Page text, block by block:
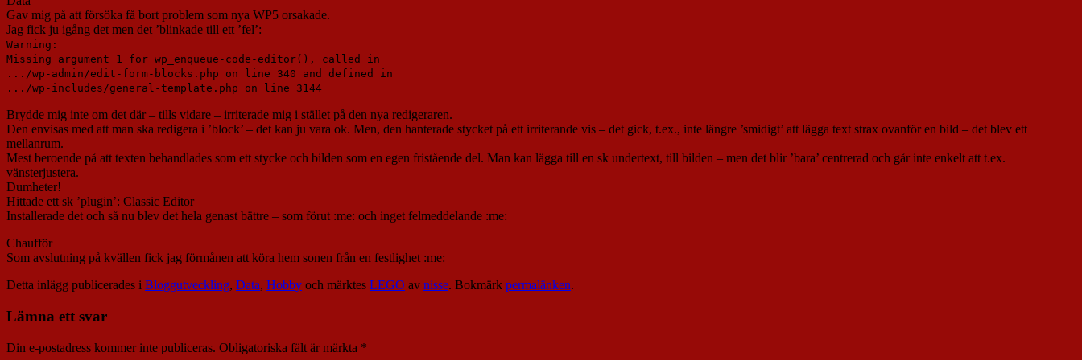
Gav mig på att försöka få bort problem som nya WP5 orsakade.
Jag fick ju igång det men det ’blinkade till ett ’fel’:
Warning:
Missing argument 1 for wp_enqueue-code-editor(), called in
.../wp-admin/edit-form-blocks.php on line 340 and defined in
.../wp-includes/general-template.php on line 3144
Brydde mig inte om det där – tills vidare – irriterade mig i stället på den nya redigeraren.
Den envisas med att man ska redigera i ’block’ – det kan ju vara ok. Men, den hanterade stycket på ett irriterande vis – det gick, t.ex., inte längre ’smidigt’ att lägga text strax ovanför en bild – det blev ett
mellanrum.
Mest beroende på att texten behandlades som ett stycke och bilden som en egen fristående del. Man kan lägga till en sk undertext, till bilden – men det blir ’bara’ centrerad och går inte enkelt att t.ex.
vänsterjustera.
Dumheter!
Hittade ett sk ’plugin’: Classic Editor
Installerade det och så nu blev det hela genast bättre – som förut :me: och inget felmeddelande :me:
Chaufför
Som avslutning på kvällen fick jag förmånen att köra hem sonen från en festlighet :me:
Detta inlägg publicerades i Bloggutveckling, Data, Hobby och märktes LEGO av nisse. Bokmärk permalänken.
Lämna ett svar
Din e-postadress kommer inte publiceras. Obligatoriska fält är märkta *